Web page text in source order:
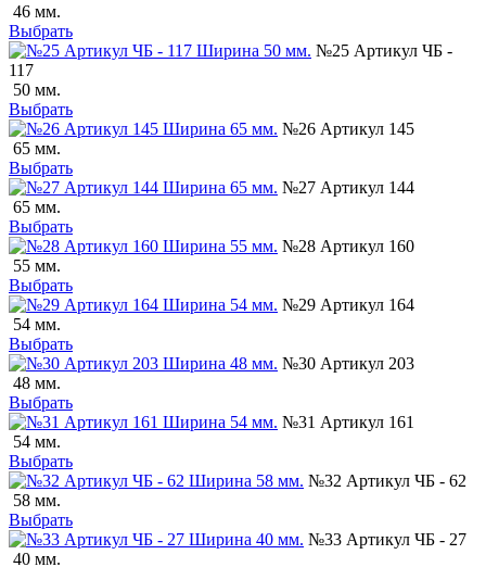
46 мм.
Выбрать
№25 Артикул ЧБ -
117
50 мм.
Выбрать
№26 Артикул 145
65 мм.
Выбрать
№27 Артикул 144
65 мм.
Выбрать
№28 Артикул 160
55 мм.
Выбрать
№29 Артикул 164
54 мм.
Выбрать
№30 Артикул 203
48 мм.
Выбрать
№31 Артикул 161
54 мм.
Выбрать
№32 Артикул ЧБ - 62
58 мм.
Выбрать
№33 Артикул ЧБ - 27
40 мм.